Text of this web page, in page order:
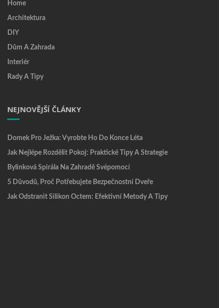
Home
Architektura
DIY
Dům A Zahrada
Interiér
Rady A Tipy
NEJNOVĚJŠÍ ČLÁNKY
Domek Pro Ježka: Vyrobte Ho Do Konce Léta
Jak Nejlépe Rozdělit Pokoj: Praktické Tipy A Strategie
Bylinková Spirála Na Zahradě Svépomocí
5 Důvodů, Proč Potřebujete Bezpečnostní Dveře
Jak Odstranit Silikon Octem: Efektivní Metody A Tipy